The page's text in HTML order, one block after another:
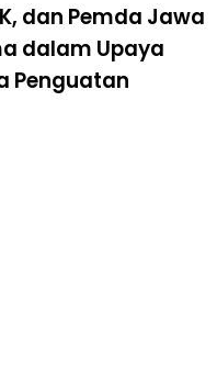
dan Pemda Jawa
dalam Upaya
Penguatan